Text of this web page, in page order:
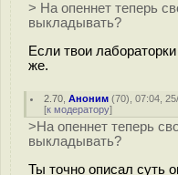
> На опеннет теперь
выкладывать?
Если твои
же.
2.70 ,Аноним (70), 07:04,
[к модератору]
>На опеннет теперь
выкладывать?
Ты точно описал суть